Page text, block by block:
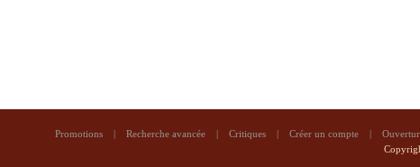
Promotions | Recherche avancée | Critiques | Créer un compte |